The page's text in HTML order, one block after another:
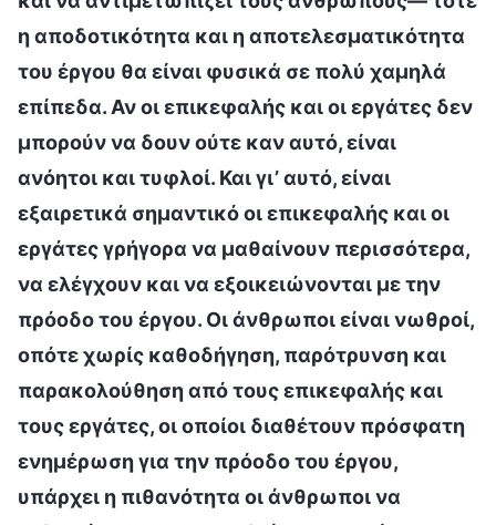
η αποδοτικότητα και η αποτελεσματικότητα
του έργου θα είναι φυσικά σε πολύ χαμηλά
επίπεδα. Αν οι επικεφαλής και οι εργάτες δεν
μπορούν να δουν ούτε καν αυτό, είναι
ανόητοι και τυφλοί. Και γι’ αυτό, είναι
εξαιρετικά σημαντικό οι επικεφαλής και οι
εργάτες γρήγορα να μαθαίνουν περισσότερα,
να ελέγχουν και να εξοικειώνονται με την
πρόοδο του έργου. Οι άνθρωποι είναι νωθροί,
οπότε χωρίς καθοδήγηση, παρότρυνση και
παρακολούθηση από τους επικεφαλής και
τους εργάτες, οι οποίοι διαθέτουν πρόσφατη
ενημέρωση για την πρόοδο του έργου,
υπάρχει η πιθανότητα οι άνθρωποι να